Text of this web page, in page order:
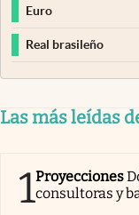
Euro
Real brasileño
Las más leídas
1Proyecciones
consultoras y